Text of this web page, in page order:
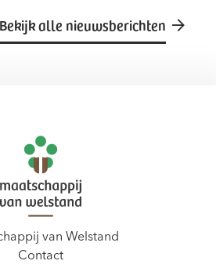
Bekijk alle nieuwsberichten
van Welstand
Contact